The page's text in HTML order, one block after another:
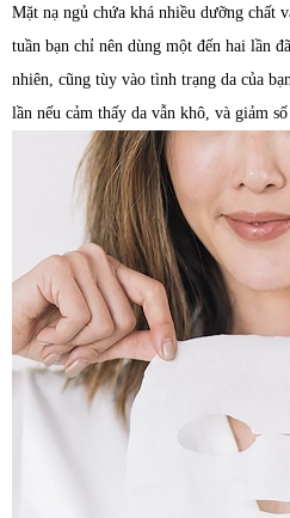
Mặt nạ ngủ chứa khá nhiều dưỡng chất
tuần bạn chỉ nên dùng một đến hai lần
nhiên, cũng tùy vào tình trạng da của
lần nếu cảm thấy da vẫn khô, và giảm